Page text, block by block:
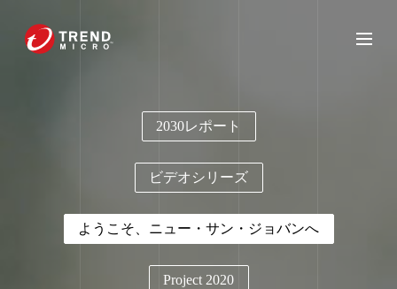
2030レポート
ビデオシリーズ
ようこそ、ニュー・サン・ジョバンへ
Project 2020